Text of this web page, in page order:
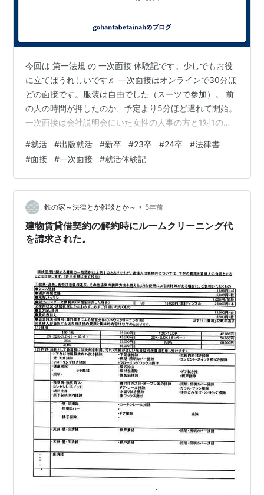
今回は 第一法規 の 一次面接 体験記です。少しでもお役
に立てばうれしいです♬ 一次面接はオンラインで30分ほ
どの面接です。服装は自由でした（スーツで参加）。 前
の人の時間が押したのか、予定より5分ほど遅れて開始。
一次面接は会社説明会にいた女性の人事の方と1対1の面
がさらに良くなりました。 以下、面接の流れです。 自己
紹介と学校でやってきたこと（1分程度と指定） まずは雑
談 ・出身地とそこがどのような場所か、幼少期は何をし
て遊んだか 会社を知ったきっかけ 説明会での印象 就活
軸とどのような会社を志望しているか 会社の選考状況 勤
務地の希望は…
#就活 #出版就活 #新卒 #23卒 #24卒 #法律書
#面接 #一次面接 #就活体験記
鉄の家～法律とか雑談とか～ • 5年前
建物賃貸借契約の解約時にルームクリーニング代
を請求された。